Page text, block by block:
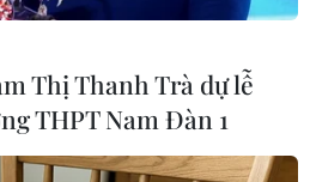
nghệ cao Hòa Lạc, IoT
Hỗ trợ nền tảng sáng tạo
khởi nghiệp sáng tạo;
tập và giáo dục; là nền
Thị Thanh Trà dự lễ
THPT Nam Đàn 1